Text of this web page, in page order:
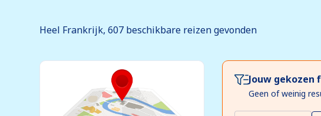
Heel Frankrijk, 607 beschikbare reizen gevonden
Jouw gekozen
Geen of weinig